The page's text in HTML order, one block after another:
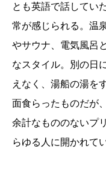
とも英語で話してい
常が感じられる。温
やサウナ、電気風呂
なスタイル。別の日
えなく、湯船の湯を
面食らったものだが
余計なもののないプ
らゆる人に開かれて